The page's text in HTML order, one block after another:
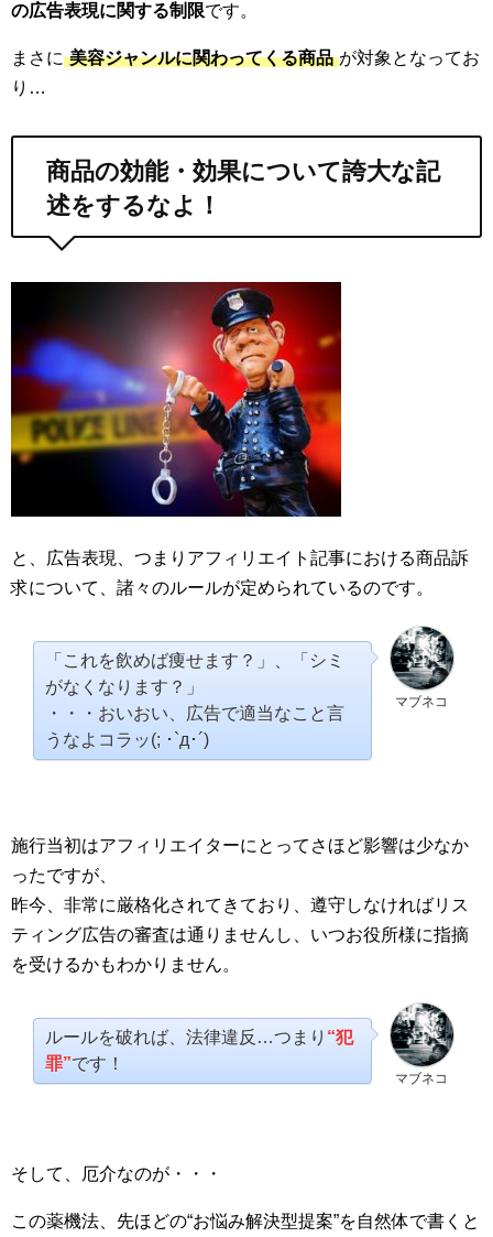
の広告表現に関する制限です。
まさに 美容ジャンルに関わってくる商品 が対象となってお
り…
商品の効能・効果について誇大な記
述をするなよ！
と、広告表現、つまりアフィリエイト記事における商品訴
求について、諸々のルールが定められているのです。
マブネコ
「これを飲めば痩せます？」、「シミ
がなくなります？」
・・・おいおい、広告で適当なこと言
うなよコラッ(; ･`д･´)
施行当初はアフィリエイターにとってさほど影響は少なか
ったですが、
昨今、非常に厳格化されてきており、遵守しなければリス
ティング広告の審査は通りませんし、いつお役所様に指摘
を受けるかもわかりません。
マブネコ
ルールを破れば、法律違反…つまり “犯
罪”です！
そして、厄介なのが・・・
この薬機法、先ほどの“お悩み解決型提案”を自然体で書くと